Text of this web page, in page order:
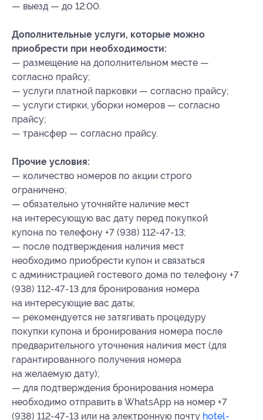
— выезд — до 12:00.
Дополнительные услуги, которые можно
приобрести при необходимости:
— размещение на дополнительном месте —
согласно прайсу;
— услуги платной парковки — согласно прайсу;
— услуги стирки, уборки номеров — согласно
прайсу;
— трансфер — согласно прайсу.
Прочие условия:
— количество номеров по акции строго
ограничено;
— обязательно уточняйте наличие мест
на интересующую вас дату перед покупкой
купона по телефону +7 (938) 112-47-13;
— после подтверждения наличия мест
необходимо приобрести купон и связаться
с администрацией гостевого дома по телефону +7
(938) 112-47-13 для бронирования номера
на интересующие вас даты;
— рекомендуется не затягивать процедуру
покупки купона и бронирования номера после
предварительного уточнения наличия мест (для
гарантированного получения номера
на желаемую дату);
— для подтверждения бронирования номера
необходимо отправить в WhatsApp на номер +7
(938) 112-47-13 или на электронную почту hotel-